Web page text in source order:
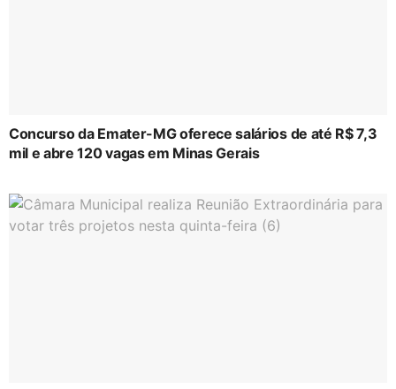
Concurso da Emater-MG oferece salários de até R$ 7,3
mil e abre 120 vagas em Minas Gerais